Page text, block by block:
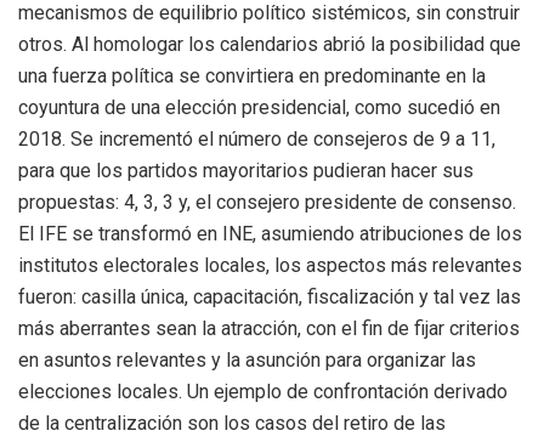
mecanismos de equilibrio político sistémicos, sin construir
otros. Al homologar los calendarios abrió la posibilidad que
una fuerza política se convirtiera en predominante en la
coyuntura de una elección presidencial, como sucedió en
2018. Se incrementó el número de consejeros de 9 a 11,
para que los partidos mayoritarios pudieran hacer sus
propuestas: 4, 3, 3 y, el consejero presidente de consenso.
El IFE se transformó en INE, asumiendo atribuciones de los
institutos electorales locales, los aspectos más relevantes
fueron: casilla única, capacitación, fiscalización y tal vez las
más aberrantes sean la atracción, con el fin de fijar criterios
en asuntos relevantes y la asunción para organizar las
elecciones locales. Un ejemplo de confrontación derivado
de la centralización son los casos del retiro de las